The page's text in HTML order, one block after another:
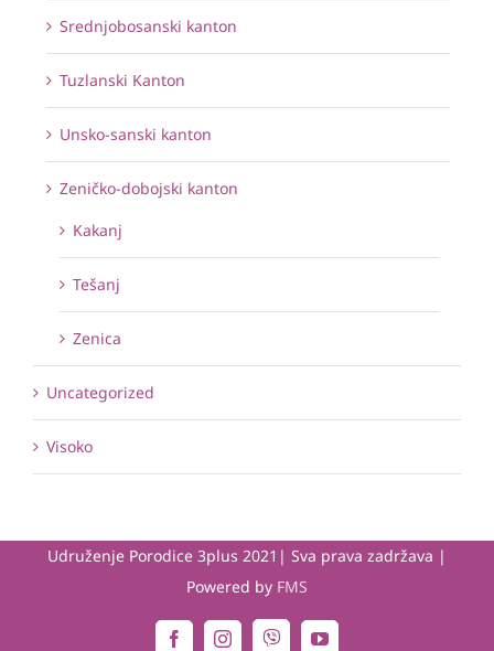
Srednjobosanski kanton
Tuzlanski Kanton
Unsko-sanski kanton
Zeničko-dobojski kanton
Kakanj
Tešanj
Zenica
Uncategorized
Visoko
Udruženje Porodice 3plus 2021| Sva prava zadržava |
Powered by FMS
FacebookInstagramViber YouTube